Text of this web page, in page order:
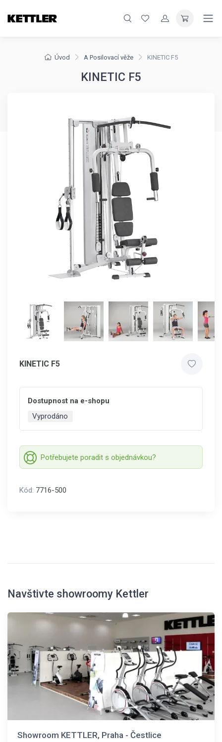
Úvod A Posilovací věže KINETIC F5
KINETIC F5
KINETIC F5
Dostupnost na e-shopu
Vyprodáno
Potřebujete poradit s objednávkou?
Kód: 7716-500
Navštivte showroomy Kettler
Showroom KETTLER, Praha - Čestlice